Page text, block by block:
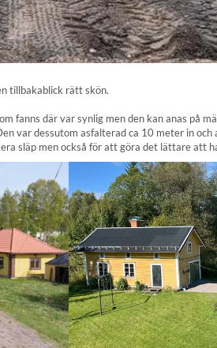
tillbakablick rätt skön.
fanns där var synlig men den kan anas på
var dessutom asfalterad ca 10 meter in
släp men också för att göra det lättare att